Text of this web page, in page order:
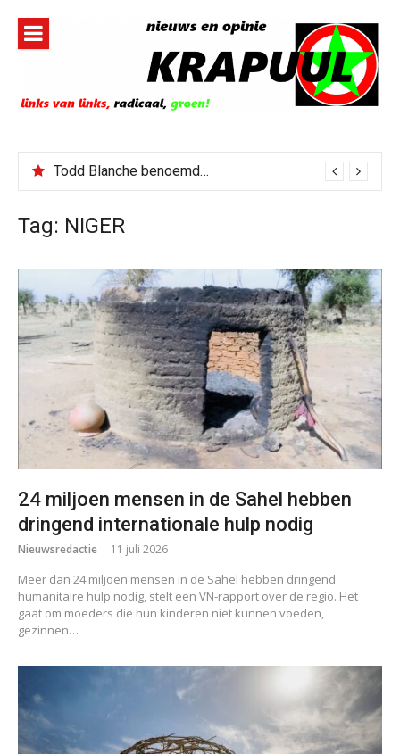
inhoud
Todd Blanche benoemd tot Attorney General
Tag: NIGER
24 miljoen mensen in de Sahel hebben
dringend internationale hulp nodig
Nieuwsredactie 11 juli 2026
Meer dan 24 miljoen mensen in de Sahel hebben dringend
humanitaire hulp nodig, stelt een VN-rapport over de regio. Het
gaat om moeders die hun kinderen niet kunnen voeden,
gezinnen…